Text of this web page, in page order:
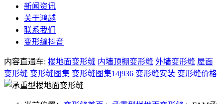
新闻资讯
关于鸿越
联系我们
变形缝抖音
内容直通车: 楼地面变形缝 内墙顶棚变形缝 外墙变形缝 屋面
变形缝 变形缝图集 变形缝图集14j936 变形缝安装 变形缝价格